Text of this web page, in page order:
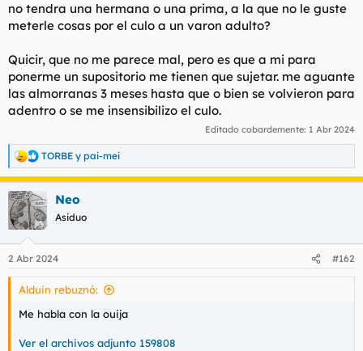
no tendra una hermana o una prima, a la que no le guste
meterle cosas por el culo a un varon adulto?
Quicir, que no me parece mal, pero es que a mi para
ponerme un supositorio me tienen que sujetar. me aguante
las almorranas 3 meses hasta que o bien se volvieron para
adentro o se me insensibilizo el culo.
Editado cobardemente: 1 Abr 2024
R
e
a
c
c
i
e
s
TORBE y pai-mei
Neo
Asiduo
2 Abr 2024 #162
Alduin rebuznó:
Me habla con la ouija
Ver el archivos adjunto 159808